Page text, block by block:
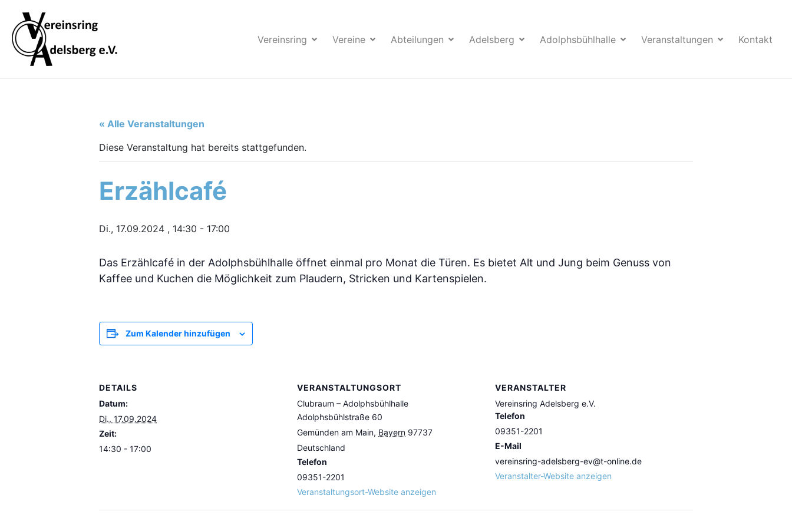
Vereinsring Vereine Abteilungen Adelsberg Adolphsbühlhalle Veranstaltungen Kontakt
« Alle Veranstaltungen
Diese Veranstaltung hat bereits stattgefunden.
Erzählcafé
Di., 17.09.2024 , 14:30 - 17:00
Das Erzählcafé in der Adolphsbühlhalle öffnet einmal pro Monat die Türen. Es bietet Alt und Jung beim Genuss von
Kaffee und Kuchen die Möglichkeit zum Plaudern, Stricken und Kartenspielen.
Zum Kalender hinzufügen
DETAILS
Datum:
Di., 17.09.2024
Zeit:
14:30 - 17:00
VERANSTALTUNGSORT
Clubraum – Adolphsbühlhalle
Adolphsbühlstraße 60
Gemünden am Main, Bayern 97737
Deutschland
Telefon
09351-2201
Veranstaltungsort-Website anzeigen
VERANSTALTER
Vereinsring Adelsberg e.V.
Telefon
09351-2201
E-Mail
vereinsring-adelsberg-ev@t-online.de
Veranstalter-Website anzeigen